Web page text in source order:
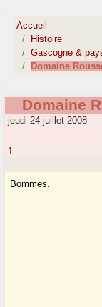
Accueil
Histoire
Gascogne &
Domaine
Domaine
jeudi 24 juillet 2008
1
Bommes.